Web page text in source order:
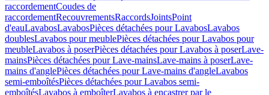
raccordementCoudes de
raccordementRecouvrementsRaccordsJointsPoint
d'eauLavabosLavabosPièces détachées pour LavabosLavabos
doublesLavabos pour meublePièces détachées pour Lavabos pour
meubleLavabos à poserPièces détachées pour Lavabos à poserLave-
mainsPièces détachées pour Lave-mainsLave-mains à poserLave-
mains d'anglePièces détachées pour Lave-mains d'angleLavabos
semi-emboîtésPièces détachées pour Lavabos semi-
emboîtésLavabos à emboîterLavabos à encastrer par le